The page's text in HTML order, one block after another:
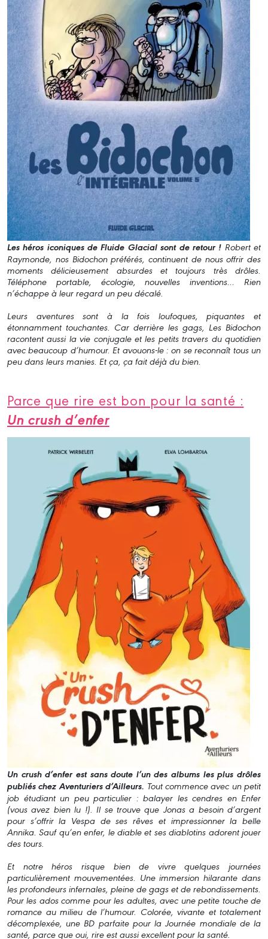
Les héros iconiques de Fluide Glacial sont de retour ! Robert et
Raymonde, nos Bidochon préférés, continuent de nous offrir des
moments délicieusement absurdes et toujours très drôles.
Téléphone portable, écologie, nouvelles inventions… Rien
n’échappe à leur regard un peu décalé.
Leurs aventures sont à la fois loufoques, piquantes et
étonnamment touchantes. Car derrière les gags, Les Bidochon
racontent aussi la vie conjugale et les petits travers du quotidien
avec beaucoup d’humour. Et avouons-le : on se reconnaît tous un
peu dans leurs manies. Et ça, ça fait déjà du bien.
Parce que rire est bon pour la santé :
Un crush d’enfer
Un crush d’enfer est sans doute l’un des albums les plus drôles
publiés chez Aventuriers d’Ailleurs. Tout commence avec un petit
job étudiant un peu particulier : balayer les cendres en Enfer
(vous avez bien lu !). Il se trouve que Jonas a besoin d’argent
pour s’offrir la Vespa de ses rêves et impressionner la belle
Annika. Sauf qu’en enfer, le diable et ses diablotins adorent jouer
des tours.
Et notre héros risque bien de vivre quelques journées
particulièrement mouvementées. Une immersion hilarante dans
les profondeurs infernales, pleine de gags et de rebondissements.
Pour les ados comme pour les adultes, avec une petite touche de
romance au milieu de l’humour. Colorée, vivante et totalement
décomplexée, une BD parfaite pour la Journée mondiale de la
santé, parce que oui, rire est aussi excellent pour la santé.